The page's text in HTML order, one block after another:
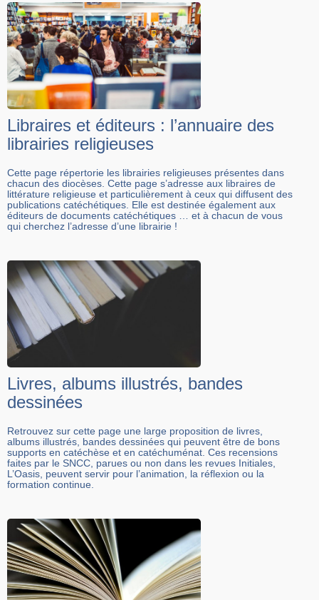
Libraires et éditeurs : l’annuaire des
librairies religieuses
Cette page répertorie les librairies religieuses présentes dans
chacun des diocèses. Cette page s’adresse aux libraires de
littérature religieuse et particulièrement à ceux qui diffusent des
publications catéchétiques. Elle est destinée également aux
éditeurs de documents catéchétiques … et à chacun de vous
qui cherchez l’adresse d’une librairie !
Livres, albums illustrés, bandes
dessinées
Retrouvez sur cette page une large proposition de livres,
albums illustrés, bandes dessinées qui peuvent être de bons
supports en catéchèse et en catéchuménat. Ces recensions
faites par le SNCC, parues ou non dans les revues Initiales,
L’Oasis, peuvent servir pour l’animation, la réflexion ou la
formation continue.